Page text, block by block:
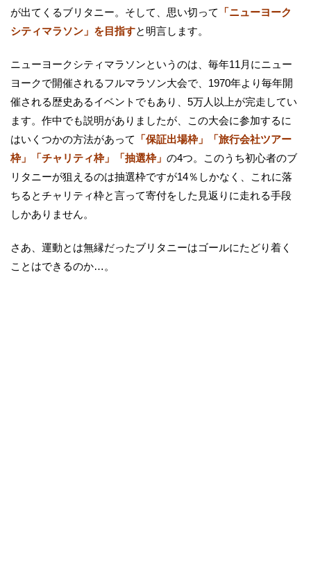
が出てくるブリタニー。そして、思い切って
「ニューヨーク
シティマラソン」を目指すと明言します。
ニューヨークシティマラソンというのは、毎年11月にニュー
ヨークで開催されるフルマラソン大会で、1970年より毎年開
催される歴史あるイベントでもあり、5万人以上が完走してい
ます。作中でも説明がありましたが、この大会に参加するに
はいくつかの方法があって
「保証出場枠」「旅行会社ツアー
枠」「チャリティ枠」「抽選枠」 の4つ。このうち初心者のブ
リタニーが狙えるのは抽選枠ですが14％しかなく、これに落
ちるとチャリティ枠と言って寄付をした見返りに走れる手段
しかありません。
さあ、運動とは無縁だったブリタニーはゴールにたどり着く
ことはできるのか…。